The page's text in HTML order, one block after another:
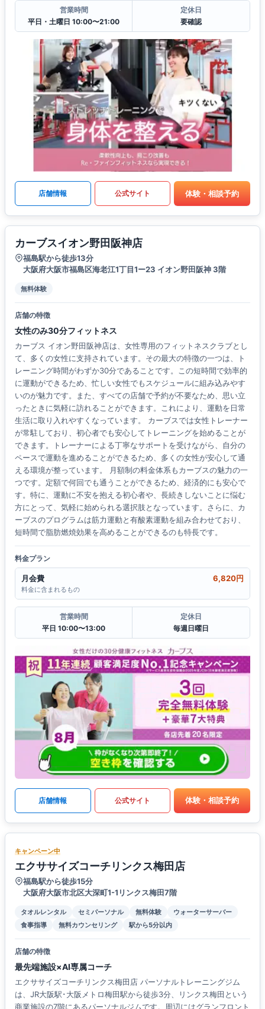
営業時間
平日・土曜日 10:00〜21:00
定休日
要確認
店舗情報 公式サイト 体験・相談予約
カーブスイオン野田阪神店
福島駅から徒歩13分
大阪府大阪市福島区海老江1丁目1ー23 イオン野田阪神 3階
無料体験
店舗の特徴
女性のみ30分フィットネス
カーブス イオン野田阪神店は、女性専用のフィットネスクラブとし
て、多くの女性に支持されています。その最大の特徴の一つは、ト
レーニング時間がわずか30分であることです。この短時間で効率的
に運動ができるため、忙しい女性でもスケジュールに組み込みやす
いのが魅力です。また、すべての店舗で予約が不要なため、思い立
ったときに気軽に訪れることができます。これにより、運動を日常
生活に取り入れやすくなっています。 カーブスでは女性トレーナー
が常駐しており、初心者でも安心してトレーニングを始めることが
できます。トレーナーによる丁寧なサポートを受けながら、自分の
ペースで運動を進めることができるため、多くの女性が安心して通
える環境が整っています。 月額制の料金体系もカーブスの魅力の一
つです。定額で何回でも通うことができるため、経済的にも安心で
す。特に、運動に不安を抱える初心者や、長続きしないことに悩む
方にとって、気軽に始められる選択肢となっています。さらに、カ
ーブスのプログラムは筋力運動と有酸素運動を組み合わせており、
短時間で脂肪燃焼効果を高めることができるのも特長です。
料金プラン
月会費 6,820円
料金に含まれるもの
営業時間
平日 10:00〜13:00
定休日
毎週日曜日
店舗情報 公式サイト 体験・相談予約
キャンペーン中
エクササイズコーチリンクス梅田店
福島駅から徒歩15分
大阪府大阪市北区大深町1-1リンクス梅田7階
タオルレンタル セミパーソナル 無料体験
ウォーターサーバー
食事指導
無料カウンセリング 駅から5分以内
店舗の特徴
最先端施設×AI専属コーチ
エクササイズコーチリンクス梅田店 パーソナルトレーニングジム
は、JR大阪駅･大阪メトロ梅田駅から徒歩3分、リンクス梅田という
商業施設の7階にあるパーソナルジムです。周辺にはグランフロント